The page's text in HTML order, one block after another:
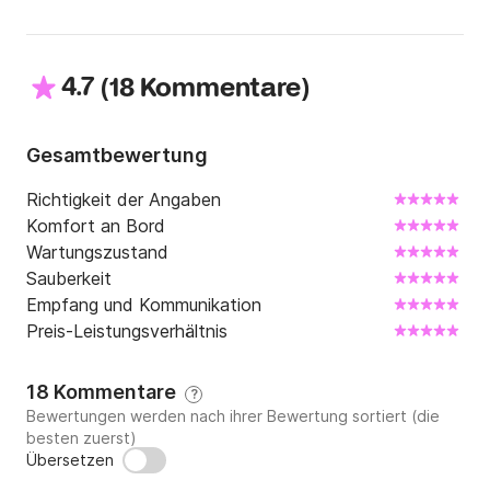
4.7 (18 Kommentare)
Gesamtbewertung
Richtigkeit der Angaben
Komfort an Bord
Wartungszustand
Sauberkeit
Empfang und Kommunikation
Preis-Leistungsverhältnis
18 Kommentare ?
Bewertungen werden nach ihrer Bewertung sortiert (die
besten zuerst)
Übersetzen